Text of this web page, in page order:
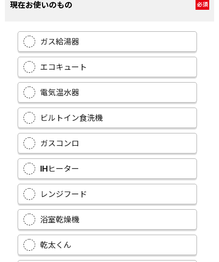
現在お使いのもの 必須
ガス給湯器
エコキュート
電気温水器
ビルトイン食洗機
ガスコンロ
IHヒーター
レンジフード
浴室乾燥機
乾太くん